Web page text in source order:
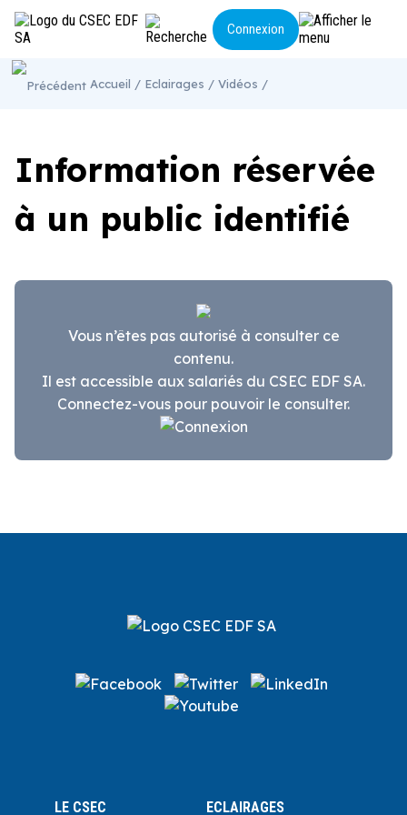
Connexion
LE CSEC
CONTACT
Accueil / Eclairages / Vidéos /
Information réservée
à un public identifié
Vous n’êtes pas autorisé à consulter ce
contenu.
Il est accessible aux salariés du CSEC EDF SA.
Connectez-vous pour pouvoir le consulter.
LE CSEC ECLAIRAGES
Panneau de gestion des cookies